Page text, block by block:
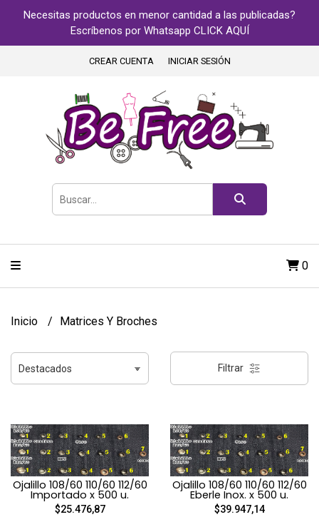
Necesitas productos en menor cantidad a las publicadas?
Escríbenos por Whatsapp CLICK AQUÍ
CREAR CUENTA INICIAR SESIÓN
0
Inicio Matrices Y Broches
Filtrar
Ojalillo 108/60 110/60 112/60
Importado x 500 u.
$25.476,87
Ojalillo 108/60 110/60 112/60
Eberle Inox. x 500 u.
$39.947,14